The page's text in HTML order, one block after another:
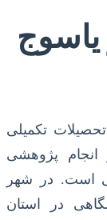
یاسوج
تکمیلی
انجام پژوهشی
است. در شهر
در استان